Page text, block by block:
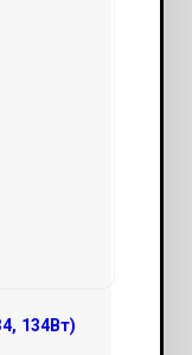
134Вт)